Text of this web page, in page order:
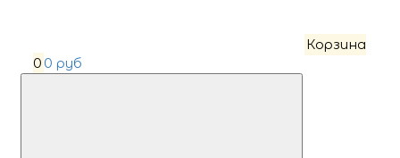
Корзина
0 0 руб